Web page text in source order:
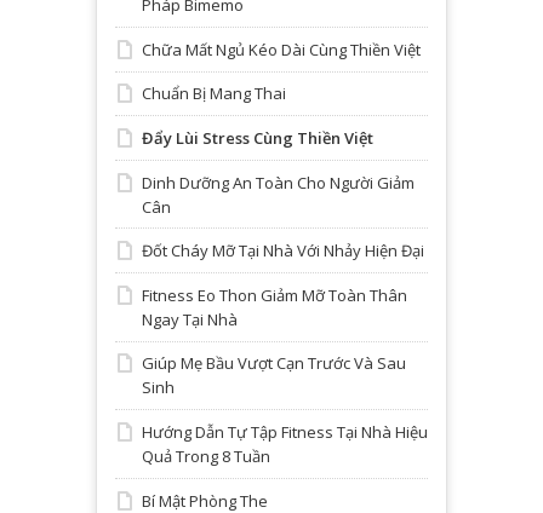
Pháp Bimemo
Chữa Mất Ngủ Kéo Dài Cùng Thiền Việt
Chuẩn Bị Mang Thai
Đẩy Lùi Stress Cùng Thiền Việt
Dinh Dưỡng An Toàn Cho Người Giảm
Cân
Đốt Cháy Mỡ Tại Nhà Với Nhảy Hiện Đại
Fitness Eo Thon Giảm Mỡ Toàn Thân
Ngay Tại Nhà
Giúp Mẹ Bầu Vượt Cạn Trước Và Sau
Sinh
Hướng Dẫn Tự Tập Fitness Tại Nhà Hiệu
Quả Trong 8 Tuần
Bí Mật Phòng The